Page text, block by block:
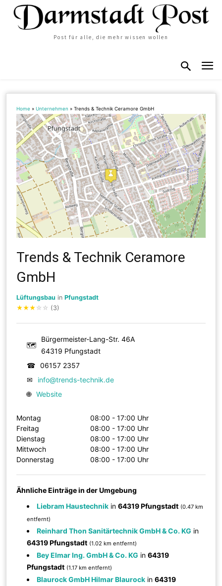
Post für alle, die mehr wissen wollen
Home »Unternehmen »Trends & Technik Ceramore GmbH
Trends & Technik Ceramore
GmbH
Lüftungsbau inPfungstadt
★★★ ☆ ☆ (3)
🗺
Bürgermeister-Lang-Str. 46A
64319 Pfungstadt
☎
06157 2357
✉
info@trends-technik.de
🌐 Website
Montag
08:00 - 17:00 Uhr
Freitag
08:00 - 17:00 Uhr
Dienstag
08:00 - 17:00 Uhr
Mittwoch
08:00 - 17:00 Uhr
Donnerstag
08:00 - 17:00 Uhr
Ähnliche Einträge in der Umgebung
Liebram Haustechnik in64319 Pfungstadt (0.47 km
entfernt)
Reinhard Thon Sanitärtechnik GmbH & Co. KG in
64319 Pfungstadt (1.02 km entfernt)
Bey Elmar Ing. GmbH & Co. KG in64319
Pfungstadt (1.17 km entfernt)
Blaurock GmbH Hilmar Blaurock in64319